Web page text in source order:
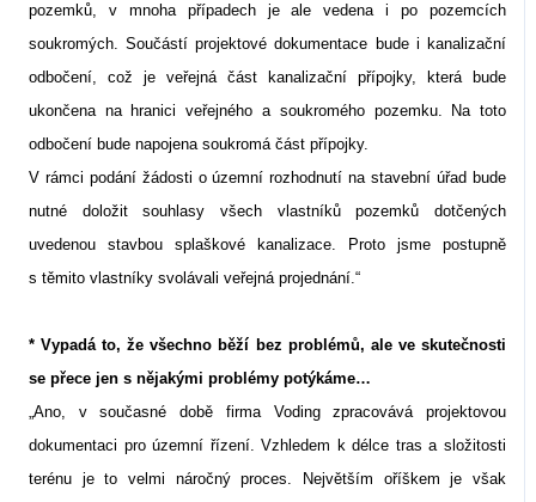
pozemků, v mnoha případech je ale vedena i po pozemcích
soukromých. Součástí projektové dokumentace bude i kanalizační
odbočení, což je veřejná část kanalizační přípojky, která bude
ukončena na hranici veřejného a soukromého pozemku. Na toto
odbočení bude napojena soukromá část přípojky.
V rámci podání žádosti o územní rozhodnutí na stavební úřad bude
nutné doložit souhlasy všech vlastníků pozemků dotčených
uvedenou stavbou splaškové kanalizace. Proto jsme postupně
s těmito vlastníky svolávali veřejná projednání.“
* Vypadá to, že všechno běží bez problémů, ale ve skutečnosti
se přece jen s nějakými problémy potýkáme…
„Ano, v současné době firma Voding zpracovává projektovou
dokumentaci pro územní řízení. Vzhledem k délce tras a složitosti
terénu je to velmi náročný proces. Největším oříškem je však